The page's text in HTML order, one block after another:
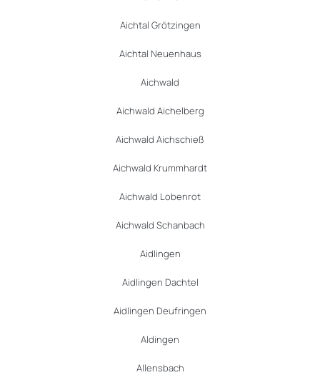
Aichtal Grötzingen
Aichtal Neuenhaus
Aichwald
Aichwald Aichelberg
Aichwald Aichschieß
Aichwald Krummhardt
Aichwald Lobenrot
Aichwald Schanbach
Aidlingen
Aidlingen Dachtel
Aidlingen Deufringen
Aldingen
Allensbach